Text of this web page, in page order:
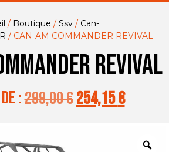
/ Boutique / Ssv / Can-
/ CAN-AM COMMANDER REVIVAL
REVIVAL
:299,00€254,15€